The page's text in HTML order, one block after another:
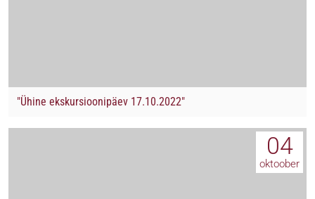
"Ühine ekskursioonipäev 17.10.2022"
04
oktoober